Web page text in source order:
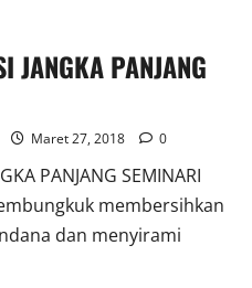
JANGKA PANJANG
Maret 27, 2018 0
PANJANG SEMINARI
membersihkan
dan menyirami